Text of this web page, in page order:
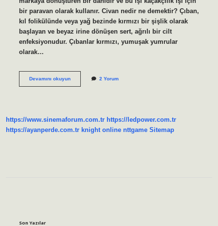
bir paravan olarak kullanır. Civan nedir ne demektir? Çıban,
kıl folikülünde veya yağ bezinde kırmızı bir şişlik olarak
başlayan ve beyaz irine dönüşen sert, ağrılı bir cilt
enfeksiyonudur. Çıbanlar kırmızı, yumuşak yumrular
olarak…
Devamını okuyunCivanlık
2 Yorum
https://www.sinemaforum.com.tr https://ledpower.com.tr
https://ayanperde.com.tr knight online nttgame Sitemap
Son Yazılar